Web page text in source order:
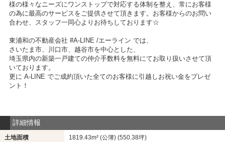
様の様々なニーズにワンストップで対応する体制を整え、常にお客様
の為に最高のサービスをご提供させて頂きます。お客様からのお問い
合わせ、スタッフ一同心よりお待ちしております☆
東浦和の不動産会社 #A-LINE /エーライン では、
さいたま市、川口市、越谷市を中心とした、
埼玉県内の新築一戸建ての仲介手数料を無料にてお取り扱いさせて頂
いております。
更に A-LINE でご成約頂いた全てのお客様に引越しお祝い金をプレゼ
ント！
詳細情報
土地面積 1819.43m² (公簿) (550.38坪)